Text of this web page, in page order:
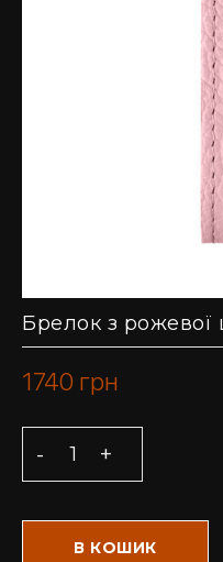
Брелок з рожевої
1740 грн
В КОШИК